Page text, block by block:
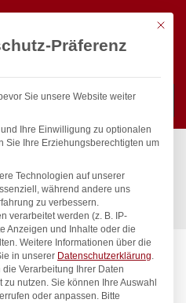
Suchen
Geräte für Profis
/
Profi Line, GN 1/4, 1,8L,
Mit
Präferenz
Sie unsere Website weiter
Ihre Einwilligung zu optionalen
Sie Ihre Erziehungsberechtigten um
Technologien auf unserer
während andere uns
zu verbessern.
verarbeitet werden (z. B. IP-
Anzeigen und Inhalte oder die
Weitere Informationen über die
in unserer Datenschutzerklärung.
Verarbeitung Ihrer Daten
zu nutzen. Sie können Ihre Auswahl
oder anpassen. Bitte